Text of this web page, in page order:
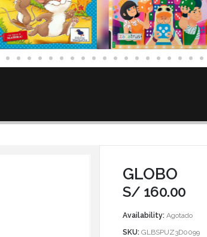
GLOBO
S/ 160.00
Availability: Agotado
SKU: GLBSPUZ3D0099